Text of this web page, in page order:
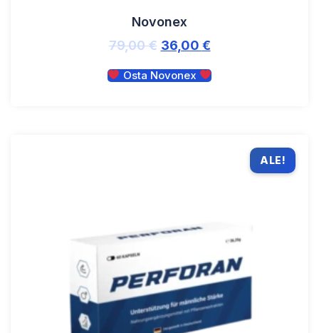
Novonex
79,00€ 36,00 €
Osta Novonex
ALE!